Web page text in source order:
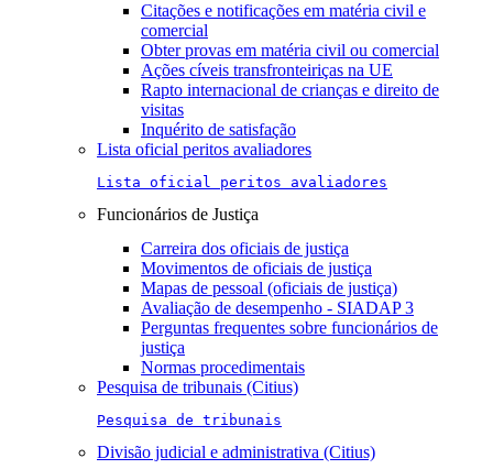
Citações e notificações em matéria civil e
comercial
Obter provas em matéria civil ou comercial
Ações cíveis transfronteiriças na UE
Rapto internacional de crianças e direito de
visitas
Inquérito de satisfação
Lista oficial peritos avaliadores
Lista oficial peritos avaliadores
Funcionários de Justiça
Carreira dos oficiais de justiça
Movimentos de oficiais de justiça
Mapas de pessoal (oficiais de justiça)
Avaliação de desempenho - SIADAP 3
Perguntas frequentes sobre funcionários de
justiça
Normas procedimentais
Pesquisa de tribunais (Citius)
Pesquisa de tribunais
Divisão judicial e administrativa (Citius)